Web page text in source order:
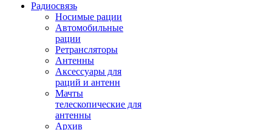
Радиосвязь
Носимые рации
Автомобильные
рации
Ретрансляторы
Антенны
Аксессуары для
раций и антенн
Мачты
телескопические для
антенны
Архив